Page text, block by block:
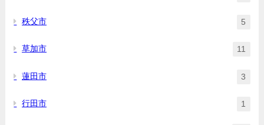
秩父市 5
草加市 11
蓮田市 3
行田市 1